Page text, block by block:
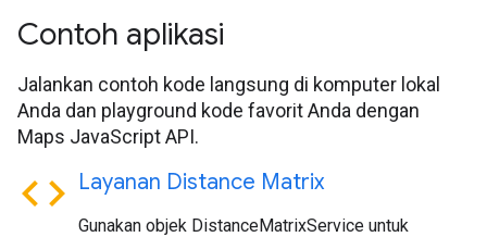
Contoh aplikasi
Jalankan contoh kode langsung di komputer lokal
Anda dan playground kode favorit Anda dengan
Maps JavaScript API.
code Layanan Distance Matrix
Gunakan objek DistanceMatrixService untuk